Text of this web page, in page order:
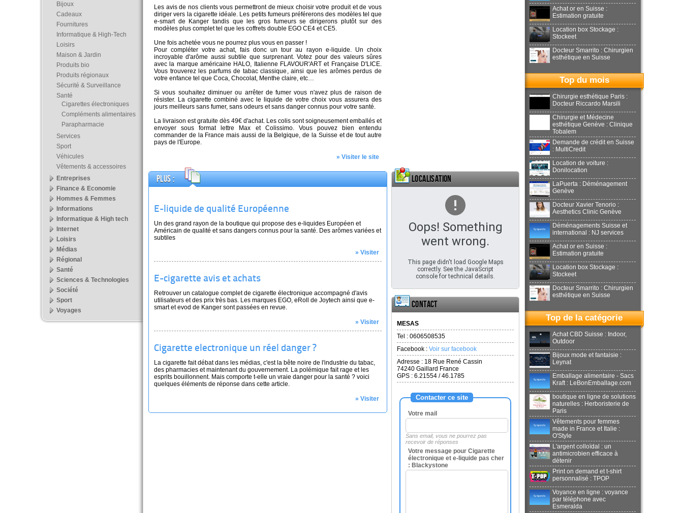
Les avis de nos clients vous permettront de mieux choisir votre produit et de vous
diriger vers la cigarette idéale. Les petits fumeurs préférerons des modèles tel que
e-smart de Kanger tandis que les gros fumeurs se dirigerons plutôt sur des
modèles plus complet tel que les coffrets double EGO CE4 et CE5.
Une fois achetée vous ne pourrez plus vous en passer !
Pour compléter votre achat, fais donc un tour au rayon e-liquide. Un choix
incroyable d'arôme aussi subtile que surprenant. Votez pour des valeurs sûres
avec la marque américaine HALO, Italienne FLAVOUR'ART et Française D'LICE.
Vous trouverez les parfums de tabac classique, ainsi que les arômes perdus de
votre enfance tel que Coca, Chocolat, Menthe claire, etc…
Si vous souhaitez diminuer ou arrêter de fumer vous n'avez plus de raison de
résister. La cigarette combiné avec le liquide de votre choix vous assurera des
jours meilleurs sans fumer, sans odeurs et sans danger connus pour votre santé.
La livraison est gratuite dès 49€ d'achat. Les colis sont soigneusement emballés et
envoyer sous format lettre Max et Colissimo. Vous pouvez bien entendu
commander de la France mais aussi de la Belgique, de la Suisse et de tout autre
pays de l'Europe.
» Visiter le site
Plus :
E-liquide de qualité Européenne
Un des grand rayon de la boutique qui propose des e-liquides Européen et
Américain de qualité et sans dangers connus pour la santé. Des arômes variées et
subtiles
» Visiter
E-cigarette avis et achats
Retrouver un catalogue complet de cigarette électronique accompagné d'avis
utilisateurs et des prix très bas. Les marques EGO, eRoll de Joytech ainsi que e-
smart et evod de Kanger sont passées en revue.
» Visiter
Cigarette electronique un réel danger ?
La cigarette fait débat dans les médias, c'est la bête noire de l'industrie du tabac,
des pharmacies et maintenant du gouvernement. La polémique fait rage et les
esprits bouillonnent. Mais comporte t-elle un vraie danger pour la santé ? voici
quelques éléments de réponse dans cette article.
» Visiter
Localisation
Oops! Something
went wrong.
This page didn't load Google Maps
correctly. See the JavaScript
console for technical details.
Contact
MESAS
Tel : 0606508535
Facebook : Voir sur facebook
Adresse : 18 Rue René Cassin
74240 Gaillard France
GPS : 6.21554 / 46.1785
Contacter ce site
Votre mail
Sans email, vous ne pourrez pas
recevoir de réponses
Votre message pour Cigarette
électronique et e-liquide pas cher
: Blackystone
Bijoux
Cadeaux
Fournitures
Informatique & High-Tech
Loisirs
Maison & Jardin
Produits bio
Produits régionaux
Sécurité & Surveillance
Santé
Cigarettes électroniques
Compléments alimentaires
Parapharmacie
Services
Sport
Véhicules
Vêtements & accessoires
Entreprises
Finance & Economie
Hommes & Femmes
Informations
Informatique & High tech
Internet
Loisirs
Médias
Régional
Santé
Sciences & Technologies
Société
Sport
Voyages
Achat or en Suisse :
Estimation gratuite
Location box Stockage :
Stockeet
Docteur Smarrito : Chirurgien
esthétique en Suisse
Top du mois
Chirurgie esthétique Paris :
Docteur Riccardo Marsili
Chirurgie et Médecine
esthétique Genève : Clinique
Tobalem
Demande de crédit en Suisse
: MultiCredit
Location de voiture :
Donilocation
LaPuerta : Déménagement
Genève
Docteur Xavier Tenorio :
Aesthetics Clinic Genève
Déménagements Suisse et
international : NJ services
Achat or en Suisse :
Estimation gratuite
Location box Stockage :
Stockeet
Docteur Smarrito : Chirurgien
esthétique en Suisse
Top de la catégorie
Achat CBD Suisse : Indoor,
Outdoor
Bijoux mode et fantaisie :
Leynat
Emballage alimentaire - Sacs
Kraft : LeBonEmballage.com
boutique en ligne de solutions
naturelles : Herboristerie de
Paris
Vêtements pour femmes
made in France et Italie :
O'Style
L'argent colloïdal : un
antimicrobien efficace à
détenir
Print on demand et t-shirt
personnalisé : TPOP
Voyance en ligne : voyance
par téléphone avec
Esmeralda